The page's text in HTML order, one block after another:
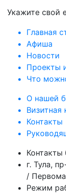
Укажите свой
Главная
Афиша
Новости
Проекты
Что
О нашей
Визитная
Контакты
Контакты
г. Тула,
/
Режим